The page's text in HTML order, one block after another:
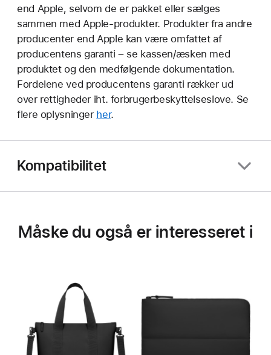
end Apple, selvom de er pakket eller sælges
sammen med Apple-produkter. Produkter fra andre
producenter end Apple kan være omfattet af
producentens garanti – se kassen/æsken med
produktet og den medfølgende dokumentation.
Fordelene ved producentens garanti rækker ud
over rettigheder iht. forbrugerbeskyttelseslove. Se
flere oplysninger her.
Kompatibilitet
Måske du også er interesseret i